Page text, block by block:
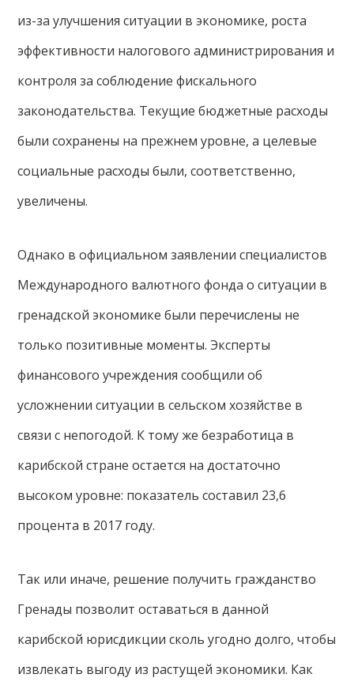
из-за улучшения ситуации в экономике, роста
эффективности налогового администрирования и
контроля за соблюдение фискального
законодательства. Текущие бюджетные расходы
были сохранены на прежнем уровне, а целевые
социальные расходы были, соответственно,
увеличены.
Однако в официальном заявлении специалистов
Международного валютного фонда о ситуации в
гренадской экономике были перечислены не
только позитивные моменты. Эксперты
финансового учреждения сообщили об
усложнении ситуации в сельском хозяйстве в
связи с непогодой. К тому же безработица в
карибской стране остается на достаточно
высоком уровне: показатель составил 23,6
процента в 2017 году.
Так или иначе, решение получить гражданство
Гренады позволит оставаться в данной
карибской юрисдикции сколь угодно долго, чтобы
извлекать выгоду из растущей экономики. Как